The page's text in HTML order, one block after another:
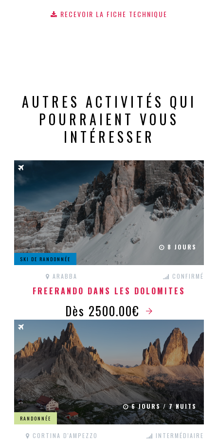
RECEVOIR LA FICHE TECHNIQUE
AUTRES ACTIVITÉS QUI
POURRAIENT VOUS
INTÉRESSER
8 JOURS
SKI DE RANDONNÉE
ARABBA CONFIRMÉ
FREERANDO DANS LES DOLOMITES
Dès 2500.00€
6 JOURS / 7 NUITS
RANDONNÉE
CORTINA D'AMPEZZO INTERMÉDIAIRE